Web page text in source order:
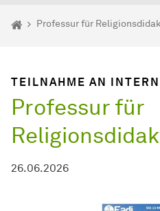
Sie sind hier:
Startseite
Professur für
TEILNAHME AN
Professur für
26.06.2026